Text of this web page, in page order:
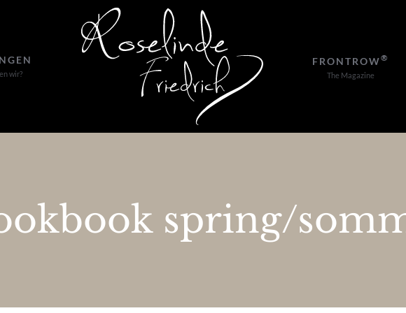
wir?
FRONTROW®
The Magazine
spring/